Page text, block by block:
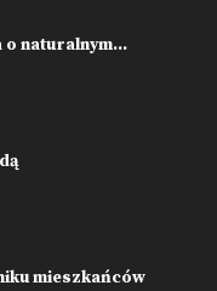
naturalnym...
mieszkańców